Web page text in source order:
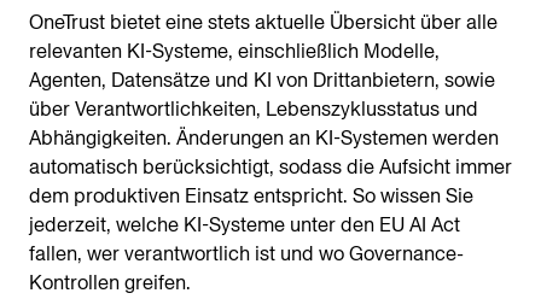
OneTrust bietet eine stets aktuelle Übersicht über alle
relevanten KI-Systeme, einschließlich Modelle,
Agenten, Datensätze und KI von Drittanbietern, sowie
über Verantwortlichkeiten, Lebenszyklusstatus und
Abhängigkeiten. Änderungen an KI-Systemen werden
automatisch berücksichtigt, sodass die Aufsicht immer
dem produktiven Einsatz entspricht. So wissen Sie
jederzeit, welche KI-Systeme unter den EU AI Act
fallen, wer verantwortlich ist und wo Governance-
Kontrollen greifen.